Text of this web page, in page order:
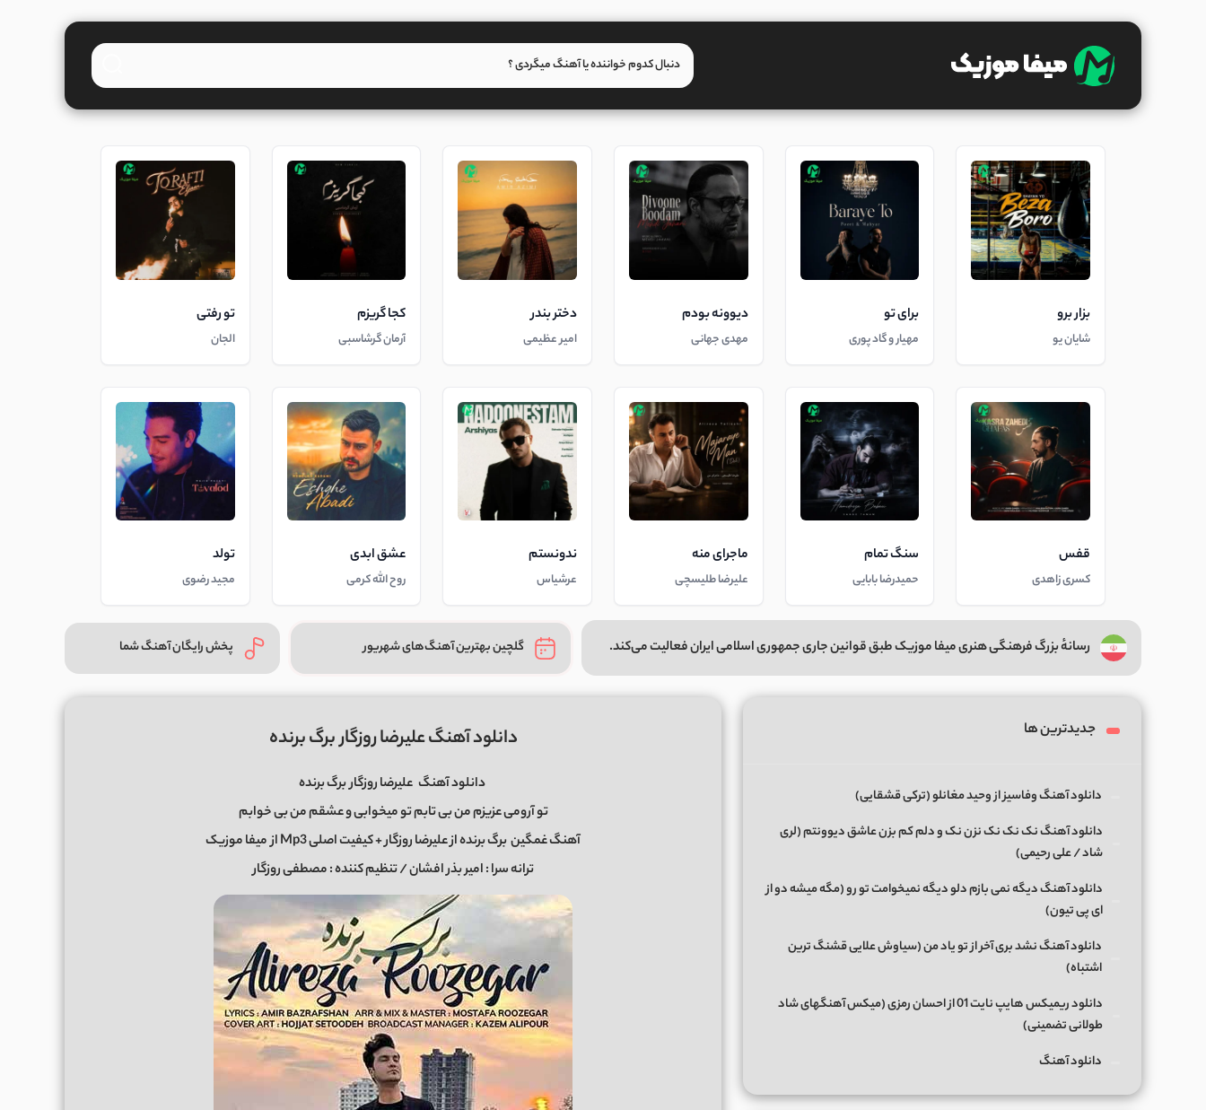
بزار برو
شایان یو
برای تو
مهیار و گاد پوری
دیوونه بودم
مهدی جهانی
دختر بندر
امیر عظیمی
کجا گریزم
آرمان گرشاسبی
تو رفتی
الجان
قفس
کسری زاهدی
سنگ تمام
حمیدرضا بابایی
ماجرای منه
علیرضا طلیسچی
ندونستم
عرشیاس
عشق ابدی
روح الله کرمی
تولد
مجید رضوی
رسانهٔ بزرگ فرهنگی هنری میفا موزیک طبق قوانین جاری جمهوری اسلامی ایران فعالیت می‌کند. گلچین بهترین آهنگ‌های شهریور پخش رایگان آهنگ شما
دانلود آهنگ علیرضا روزگار برگ برنده
دانلود آهنگ علیرضا روزگاربرگ برنده
تو آرومی عزیزم من بی تابم تو میخوابی و عشقم من بی خوابم
آهنگ غمگینبرگ برنده از علیرضا روزگار + کیفیت اصلی Mp3 از
میفا موزیک
ترانه سرا : امیر بذر افشان / تنظیم کننده : مصطفی روزگار
جدیدترین ها
دانلود آهنگ وفاسیز از وحید مغانلو (ترکی قشقایی)
دانلود آهنگ نک نک نک نزن نک و دلم کم بزن عاشق دیوونتم (لری
شاد / علی رحیمی)
دانلود آهنگ دیگه نمی بازم دلو دیگه نمیخوامت تو رو (مگه میشه دو از
ای پی تیون)
دانلود آهنگ نشد بری آخر از تو یاد من (سیاوش علایی قشنگ ترین
اشتباه)
دانلود ریمیکس هایپ نایت 01 از احسان رمزی (میکس آهنگهای شاد
طولانی تضمینی)
دانلود آهنگ